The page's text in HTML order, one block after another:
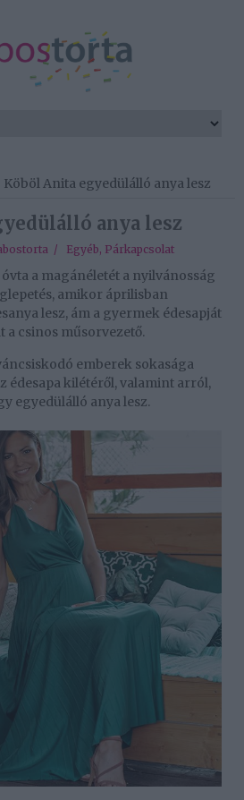
Köböl Anita egyedülálló anya lesz
anya lesz
/ Egyéb, Párkapcsolat
a magánéletét a nyilvánosság
amikor áprilisban
lesz, ám a gyermek édesapját
a csinos műsorvezető.
emberek sokasága
édesapa kilétéről, valamint arról,
egyedülálló anya lesz.